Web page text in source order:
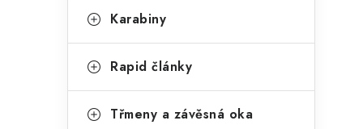
Karabiny
Rapid články
Třmeny a závěsná oka